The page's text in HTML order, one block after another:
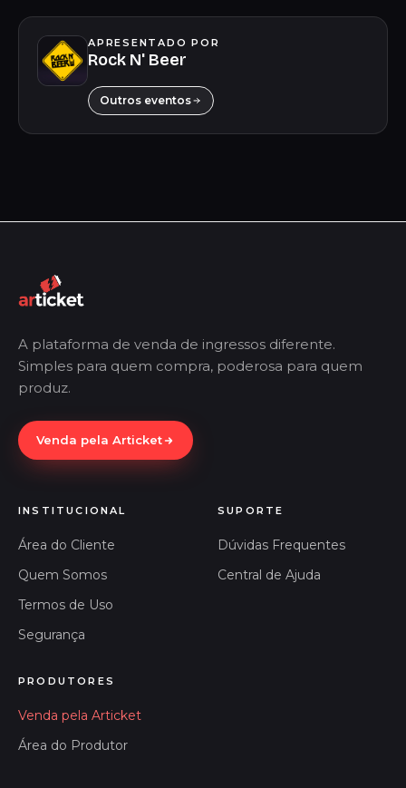
APRESENTADO POR
Rock N' Beer
Outros eventos
A plataforma de venda de ingressos diferente.
Simples para quem compra, poderosa para quem
produz.
Venda pela Articket
INSTITUCIONAL
Área do Cliente
Quem Somos
Termos de Uso
Segurança
SUPORTE
Dúvidas Frequentes
Central de Ajuda
PRODUTORES
Venda pela Articket
Área do Produtor